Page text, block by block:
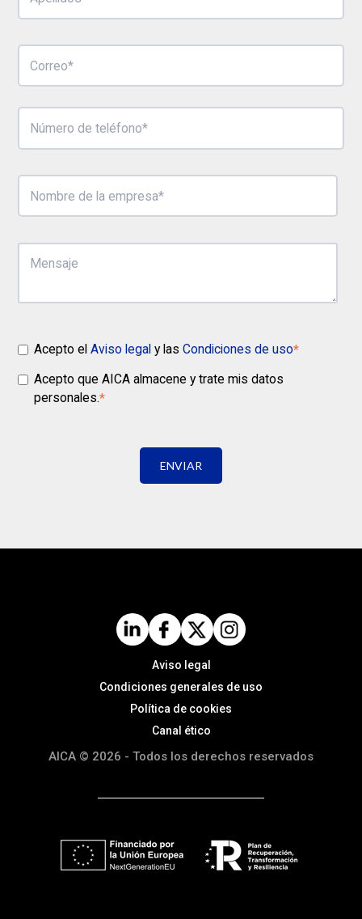
Acepto el Aviso legaly las Condiciones de uso*
Acepto que AICA almacene y trate mis datos
personales.*
Aviso legal
Condiciones generales de uso
Política de cookies
Canal ético
AICA © 2026 - Todos los derechos reservados